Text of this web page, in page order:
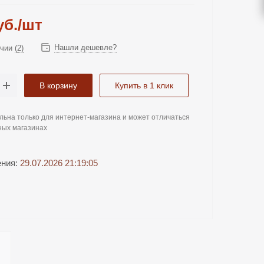
/шт
(2) Нашли дешевле?
В корзину Купить в 1 клик
только для интернет-магазина и может отличаться
магазинах
29.07.2026 21:19:05